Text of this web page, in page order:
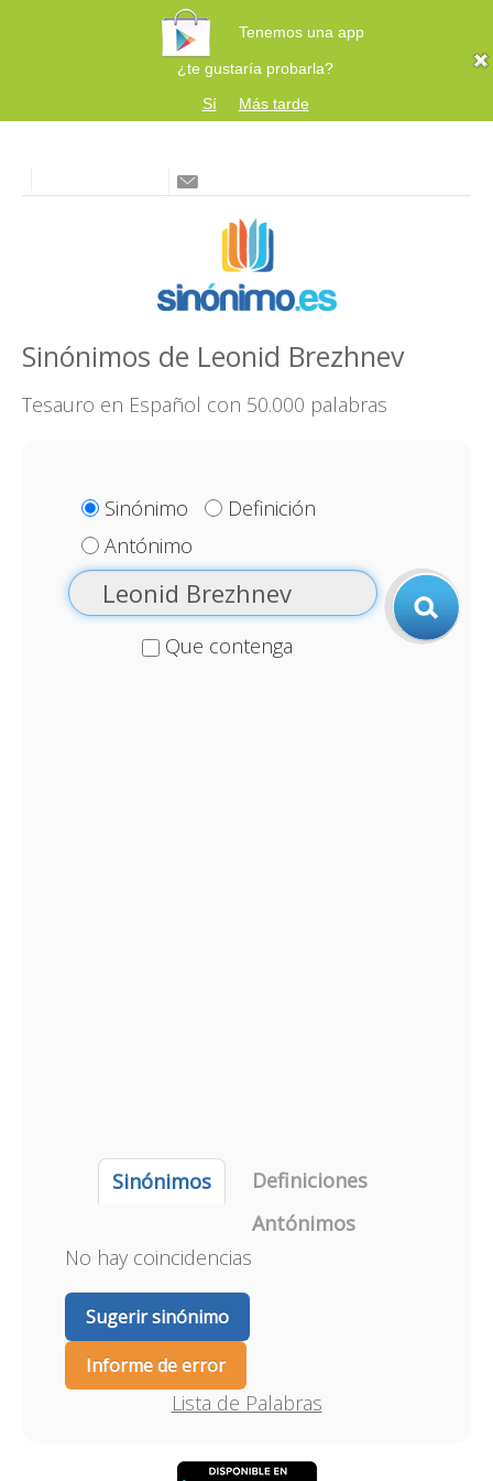
Tenemos una app
¿te gustaría probarla?
Sí
Más tarde
Sinónimos de Leonid Brezhnev
Tesauro en Español con 50.000 palabras
Sinónimo
Definición
Antónimo
Que contenga
Sinónimos
Definiciones
Antónimos
No hay coincidencias
Sugerir sinónimo
Informe de error
Lista de Palabras